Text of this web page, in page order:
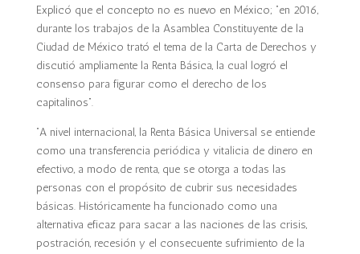
Explicó que el concepto no es nuevo en México; “en 2016,
durante los trabajos de la Asamblea Constituyente de la
Ciudad de México trató el tema de la Carta de Derechos y
discutió ampliamente la Renta Básica, la cual logró el
consenso para figurar como el derecho de los
capitalinos”.
“A nivel internacional, la Renta Básica Universal se entiende
como una transferencia periódica y vitalicia de dinero en
efectivo, a modo de renta, que se otorga a todas las
personas con el propósito de cubrir sus necesidades
básicas. Históricamente ha funcionado como una
alternativa eficaz para sacar a las naciones de las crisis,
postración, recesión y el consecuente sufrimiento de la